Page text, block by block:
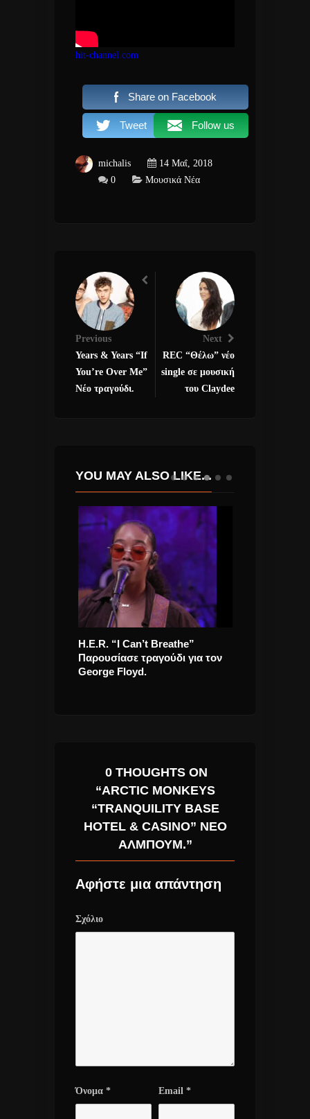
hit-channel.com
Share on Facebook
Tweet Follow us
michalis
14 Μαΐ, 2018
0
Μουσικά Νέα
Previous
Years & Years “If
You’re Over Me”
Νέο τραγούδι.
Next
REC “Θέλω” νέο
single σε μουσική
του Claydee
YOU MAY ALSO LIKE...
H.E.R. “I Can’t Breathe”
Παρουσίασε τραγούδι για τον
George Floyd.
0 THOUGHTS ON
“ARCTIC MONKEYS
“TRANQUILITY BASE
HOTEL & CASINO” ΝΈΟ
ΆΛΜΠΟΥΜ.”
Αφήστε μια απάντηση
Σχόλιο
Όνομα * Email *